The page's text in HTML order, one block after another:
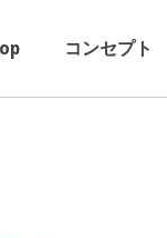
コンセプト